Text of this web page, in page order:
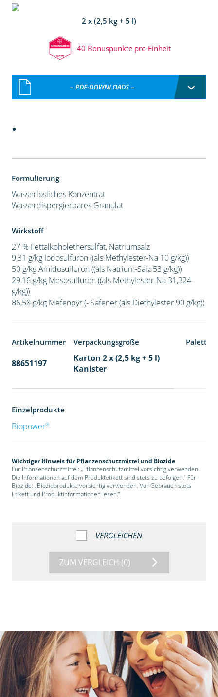
2 x (2,5 kg + 5 l)
40 Bonuspunkte pro Einheit
– PDF-DOWNLOADS –
Formulierung
Wasserlösliches Konzentrat
Wasserdispergierbares Granulat
Wirkstoff
27 % Fettalkoholethersulfat, Natriumsalz
9,31 g/kg Iodosulfuron ((als Methylester-Na 10 g/kg))
50 g/kg Amidosulfuron ((als Natrium-Salz 53 g/kg))
29,16 g/kg Mesosulfuron ((als Methylester-Na 31,324
g/kg))
86,58 g/kg Mefenpyr (- Safener (als Diethylester 90 g/kg))
Artikelnummer Verpackungsgröße
88651197
Karton 2 x (2,5 kg + 5 l)
Kanister
Einzelprodukte
Biopower®
Wichtiger Hinweis für Pflanzenschutzmittel und Biozide
Für Pflanzenschutzmittel: „Pflanzenschutzmittel vorsichtig verwenden.
Die Informationen auf dem Produktetikett sind stets zu befolgen.“ Für
Biozide: „Biozidprodukte vorsichtig verwenden. Vor Gebrauch stets
Etikett und Produktinformationen lesen.“
VERGLEICHEN
ZUM VERGLEICH (0)